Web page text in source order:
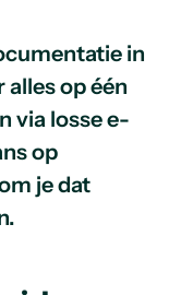
in
op één
via losse e-
op
je dat